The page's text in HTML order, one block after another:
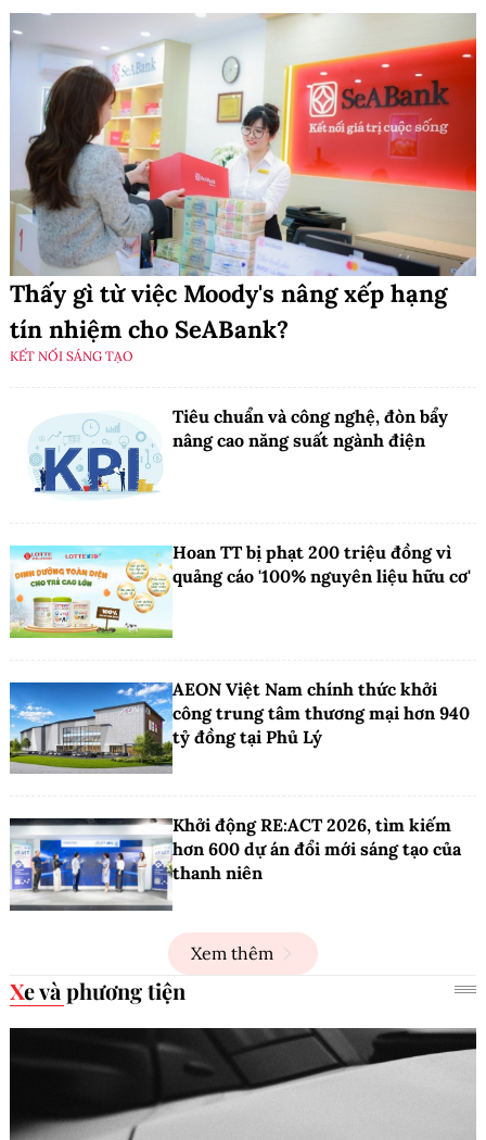
Thấy gì từ việc Moody's nâng xếp hạng
tín nhiệm cho SeABank?
KẾT NỐI SÁNG TẠO
Tiêu chuẩn và công nghệ, đòn bẩy
nâng cao năng suất ngành điện
Hoan TT bị phạt 200 triệu đồng vì
quảng cáo '100% nguyên liệu hữu cơ'
AEON Việt Nam chính thức khởi
công trung tâm thương mại hơn 940
tỷ đồng tại Phủ Lý
Khởi động RE:ACT 2026, tìm kiếm
hơn 600 dự án đổi mới sáng tạo của
thanh niên
Xem thêm
Xe và phương tiện